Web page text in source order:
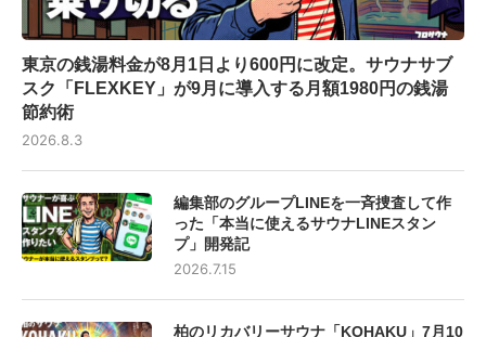
東京の銭湯料金が8月1日より600円に改定。サウナサブ
スク「FLEXKEY」が9月に導入する月額1980円の銭湯
節約術
2026.8.3
編集部のグループLINEを一斉捜査して作
った「本当に使えるサウナLINEスタン
プ」開発記
2026.7.15
柏のリカバリーサウナ「KOHAKU」7月10